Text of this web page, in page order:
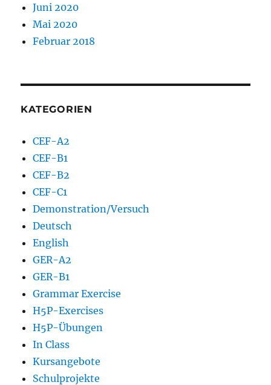
Juni 2020
Mai 2020
Februar 2018
KATEGORIEN
CEF-A2
CEF-B1
CEF-B2
CEF-C1
Demonstration/Versuch
Deutsch
English
GER-A2
GER-B1
Grammar Exercise
H5P-Exercises
H5P-Übungen
In Class
Kursangebote
Schulprojekte